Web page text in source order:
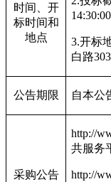
时间、开
标时间和
地点
14:30:00
3.开标
白路
公告期限 自本公
采购公告
http://
共服务
http://